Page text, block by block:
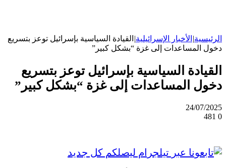
الرئيسية| الأخبار الإسرائيلية| القيادة السياسية بإسرائيل توعز بتسريع
دخول المساعدات إلى غزة “بشكل كبير”
القيادة السياسية بإسرائيل توعز بتسريع
دخول المساعدات إلى غزة “بشكل كبير”
24/07/2025
0